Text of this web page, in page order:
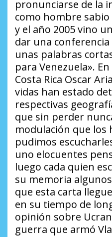
pronunciarse de la
como hombre
y el año 2005 vino
dar una
unas palabras
para Venezuela».
Costa Rica Oscar
vidas han estado
respectivas
que sin perder
modulación que los
pudimos
uno elocuentes
luego cada quien
su memoria
que esta carta
en su tiempo de
opinión sobre
guerra que armó